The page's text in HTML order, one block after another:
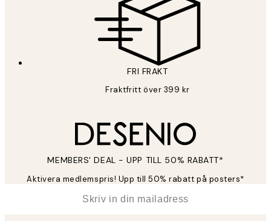
FRI FRAKT
Fraktfritt över 399 kr
MEMBERS' DEAL - UPP TILL 50% RABATT*
Aktivera medlemspris! Upp till 50% rabatt på posters*